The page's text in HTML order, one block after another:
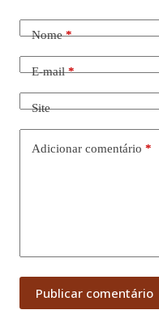
Nome*
E-mail*
Site
Adicionar comentário *
Publicar comentário